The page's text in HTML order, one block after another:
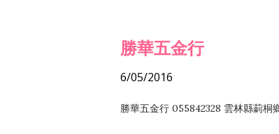
勝華五金行
6/05/2016
勝華五金行 055842328 雲林縣莿桐